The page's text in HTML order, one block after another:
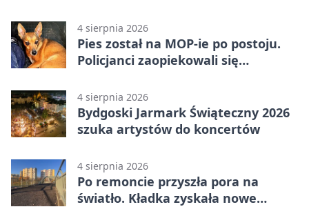
4 sierpnia 2026
Pies został na MOP-ie po postoju.
Policjanci zaopiekowali się
4 sierpnia 2026
Bydgoski Jarmark Świąteczny 2026
szuka artystów do koncertów
4 sierpnia 2026
Po remoncie przyszła pora na
światło. Kładka zyskała nowe